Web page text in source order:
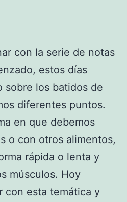
con la serie de notas
estos días
sobre los batidos de
diferentes puntos.
en que debemos
o con otros alimentos,
rápida o lenta y
músculos. Hoy
con esta temática y